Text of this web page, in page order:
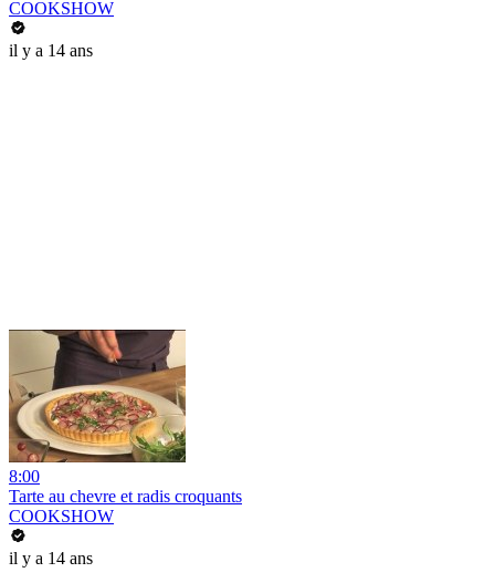
COOKSHOW
il y a 14 ans
8:00
Tarte au chevre et radis croquants
COOKSHOW
il y a 14 ans